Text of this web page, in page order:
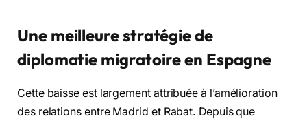
Une meilleure stratégie de
diplomatie migratoire en Espagne
Cette baisse est largement attribuée à l’amélioration
des relations entre Madrid et Rabat. Depuis que